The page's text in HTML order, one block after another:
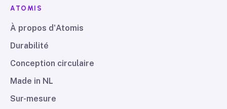
ATOMIS
À propos d'Atomis
Durabilité
Conception circulaire
Made in NL
Sur-mesure